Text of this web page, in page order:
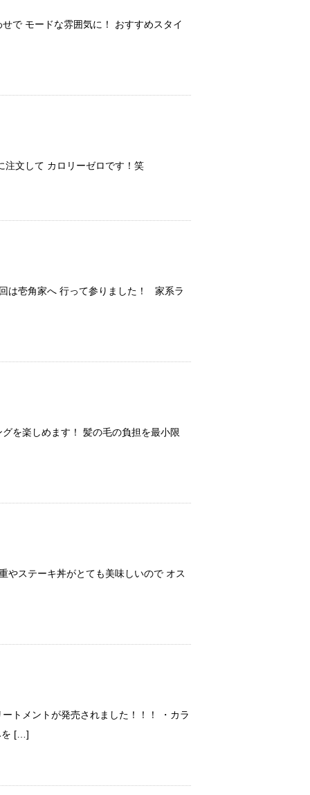
で モードな雰囲気に！ おすすめスタイ
注文して カロリーゼロです！笑
は壱角家へ 行って参りました！ 家系ラ
を楽しめます！ 髪の毛の負担を最小限
やステーキ丼がとても美味しいので オス
トメントが発売されました！！！ ・カラ
を […]